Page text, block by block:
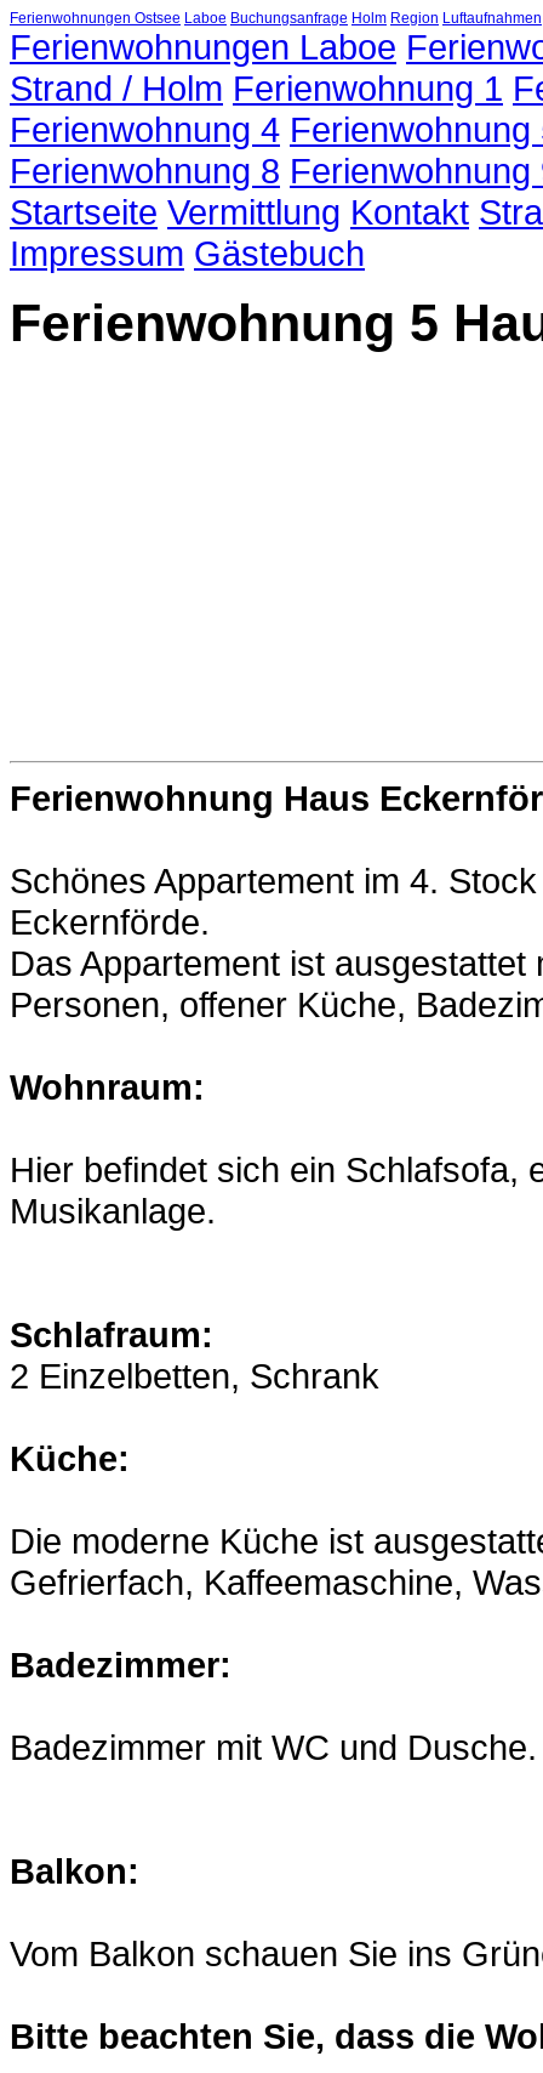
Ferienwohnungen Ostsee Laboe Buchungsanfrage Holm Region Luftaufnahmen
Ferienwohnungen Laboe
Strand / Holm Ferienwohnung 1
Ferienwohnung 4 Ferienwohnung
Ferienwohnung 8 Ferienwohnung
Startseite Vermittlung Kontakt
Impressum Gästebuch
Ferienwohnung 5
Ferienwohnung Haus
Schönes Appartement im 4.
Eckernförde.
Das Appartement ist
Personen, offener Küche,
Wohnraum:
Hier befindet sich ein Schlafsofa,
Musikanlage.
Schlafraum:
2 Einzelbetten, Schrank
Küche:
Die moderne Küche ist
Gefrierfach, Kaffeemaschine,
Badezimmer:
Badezimmer mit WC und Dusche.
Balkon:
Vom Balkon schauen Sie ins
Bitte beachten Sie, dass die